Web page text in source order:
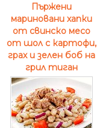
Пържени
мариновани хапки
от свинско месо
от шол с картофи,
грах и зелен боб на
грил тиган